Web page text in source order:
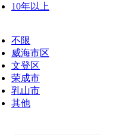
10年以上
不限
威海市区
文登区
荣成市
乳山市
其他